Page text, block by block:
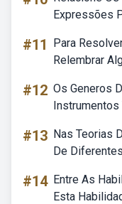
Expressões
#11
Para
Relembrar
#12 Os Generos
#13 Nas Teorias
De
#14 Entre As
Esta